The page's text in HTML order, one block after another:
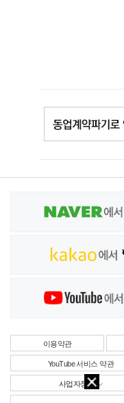
이용약관
YouTube 서비스 약관
사업자정보